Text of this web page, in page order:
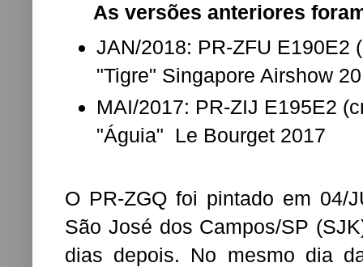
As versões anteriores
JAN/2018: PR-ZFU E190E2
"Tigre" Singapore Airshow
MAI/2017: PR-ZIJ E195E2
"Águia" Le Bourget 2017
O PR-ZGQ foi pintado em 04/
São José dos Campos/SP
dias depois. No mesmo dia